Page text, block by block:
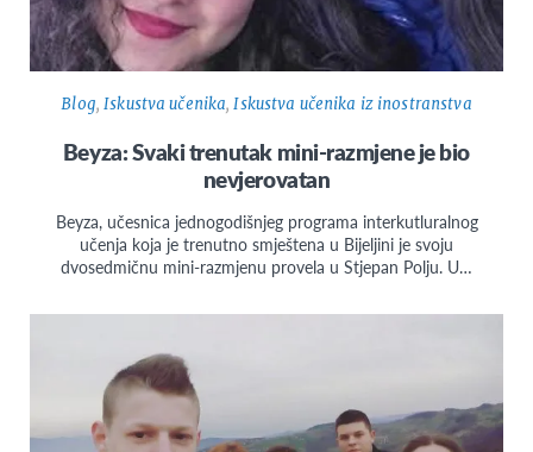
Blog,Iskustva učenika,Iskustva učenika iz inostranstva
Beyza: Svaki trenutak mini-razmjene je bio
nevjerovatan
Beyza, učesnica jednogodišnjeg programa interkutluralnog
učenja koja je trenutno smještena u Bijeljini je svoju
dvosedmičnu mini-razmjenu provela u Stjepan Polju. U…